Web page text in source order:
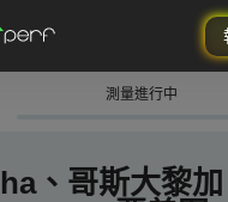
測量進行中
、哥斯大黎